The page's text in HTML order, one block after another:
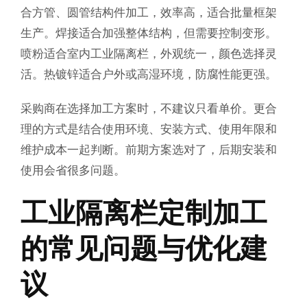
合方管、圆管结构件加工，效率高，适合批量框架
生产。焊接适合加强整体结构，但需要控制变形。
喷粉适合室内工业隔离栏，外观统一，颜色选择灵
活。热镀锌适合户外或高湿环境，防腐性能更强。
采购商在选择加工方案时，不建议只看单价。更合
理的方式是结合使用环境、安装方式、使用年限和
维护成本一起判断。前期方案选对了，后期安装和
使用会省很多问题。
工业隔离栏定制加工
的常见问题与优化建
议